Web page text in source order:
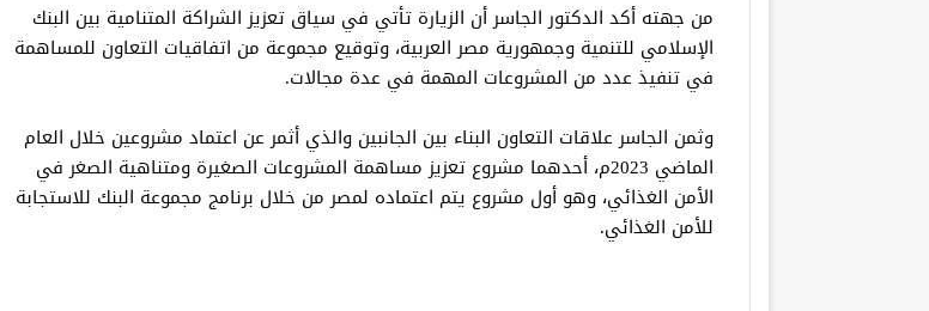
من جهته أكد الدكتور الجاسر أن الزيارة تأتي في سياق تعزيز الشراكة المتنامية بين البنك
الإسلامي للتنمية وجمهورية مصر العربية، وتوقيع مجموعة من اتفاقيات التعاون للمساهمة
في تنفيذ عدد من المشروعات المهمة في عدة مجالات.
وثمن الجاسر علاقات التعاون البناء بين الجانبين والذي أثمر عن اعتماد مشروعين خلال العام
الماضي 2023م، أحدهما مشروع تعزيز مساهمة المشروعات الصغيرة ومتناهية الصغر في
الأمن الغذائي، وهو أول مشروع يتم اعتماده لمصر من خلال برنامج مجموعة البنك للاستجابة
للأمن الغذائي.